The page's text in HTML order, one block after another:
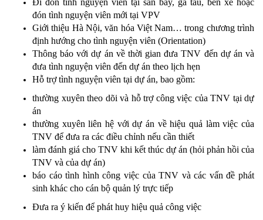
Đi đón tình nguyện viên tại sân bay, ga tàu, bến xe hoặc
đón tình nguyện viên mới tại VPV
Giới thiệu Hà Nội, văn hóa Việt Nam… trong chương trình
định hướng cho tình nguyện viên (Orientation)
Thông báo với dự án về thời gian đưa TNV đến dự án và
đưa tình nguyện viên đến dự án theo lịch hẹn
Hỗ trợ tình nguyện viên tại dự án, bao gồm:
thường xuyên theo dõi và hỗ trợ công việc của TNV tại dự
án
thường xuyên liên hệ với dự án về hiệu quả làm việc của
TNV để đưa ra các điều chỉnh nếu cần thiết
làm đánh giá cho TNV khi kết thúc dự án (hỏi phản hồi của
TNV và của dự án)
báo cáo tình hình công việc của TNV và các vấn đề phát
sinh khác cho cán bộ quản lý trực tiếp
Đưa ra ý kiến để phát huy hiệu quả công việc